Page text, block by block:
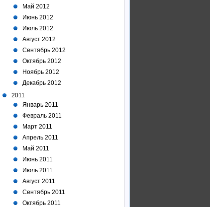
Май 2012
Июнь 2012
Июль 2012
Август 2012
Сентябрь 2012
Октябрь 2012
Ноябрь 2012
Декабрь 2012
2011
Январь 2011
Февраль 2011
Март 2011
Апрель 2011
Май 2011
Июнь 2011
Июль 2011
Август 2011
Сентябрь 2011
Октябрь 2011